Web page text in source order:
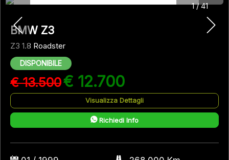
1 /41
BMW Z3
Z3 1.8 Roadster
DISPONIBILE
€ 13.500€ 12.700
Visualizza Dettagli
Richiedi Info